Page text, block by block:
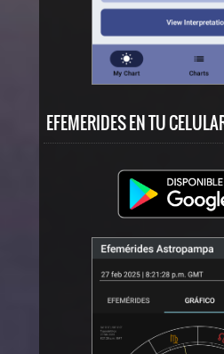
EFEMERIDES EN TU